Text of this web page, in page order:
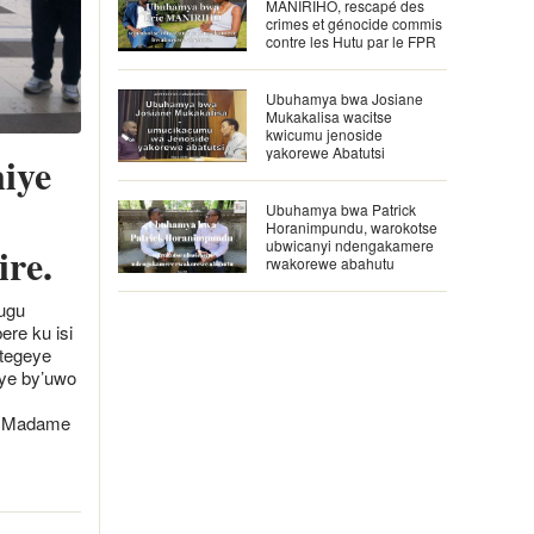
ku isi
by’uwo
MANIRIHO, rescapé des
crimes et génocide commis
contre les Hutu par le FPR
Ubuhamya bwa Josiane
Mukakalisa wacitse
kwicumu jenoside
yakorewe Abatutsi
Ubuhamya bwa Patrick
Horanimpundu, warokotse
ubwicanyi ndengakamere
rwakorewe abahutu